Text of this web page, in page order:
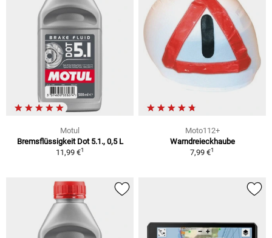
Motul
Bremsflüssigkeit Dot 5.1., 0,5 L
11,99 €1
Moto112+
Warndreieckhaube
7,99 €1